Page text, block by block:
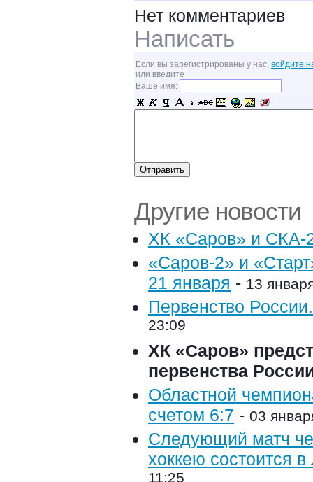
Нет комментариев
Написать
Если вы зарегистрированы у нас, войдите
или введите
Ваше имя:
Другие новости
ХК «Саров» и СКА-
«Саров-2» и
21 января - 13
Первенство
23:09
ХК «Саров»
первенства
Областной
счетом 6:7 - 03
Следующий матч
хоккею состоится